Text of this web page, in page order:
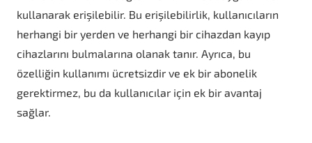
kullanarak erişilebilir. Bu erişilebilirlik, kullanıcıların
herhangi bir yerden ve herhangi bir cihazdan kayıp
cihazlarını bulmalarına olanak tanır. Ayrıca, bu
özelliğin kullanımı ücretsizdir ve ek bir abonelik
gerektirmez, bu da kullanıcılar için ek bir avantaj
sağlar.